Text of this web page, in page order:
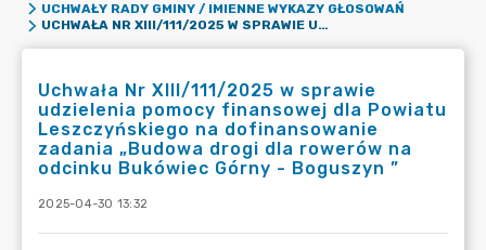
UCHWAŁY RADY GMINY / IMIENNE WYKAZY GŁOSOWAŃ
UCHWAŁA NR XIII/111/2025 W SPRAWIE UDZIELENIA POMOCY FINANSOWEJ DLA POWIATU LESZCZYŃSKIEGO NA DOFINANSOWANIE ZADANIA „BUDOWA DROGI DLA ROWERÓW NA ODCINKU BUKÓWIEC GÓRNY - BOGUSZYN ”
Uchwała Nr XIII/111/2025 w sprawie
udzielenia pomocy finansowej dla Powiatu
Leszczyńskiego na dofinansowanie
zadania „Budowa drogi dla rowerów na
odcinku Bukówiec Górny - Boguszyn ”
2025-04-30 13:32